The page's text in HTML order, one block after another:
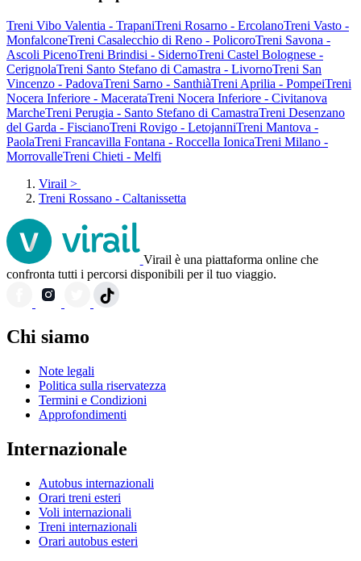
Treni Vibo Valentia - TrapaniTreni Rosarno - ErcolanoTreni Vasto -
MonfalconeTreni Casalecchio di Reno - PolicoroTreni Savona -
Ascoli PicenoTreni Brindisi - SidernoTreni Castel Bolognese -
CerignolaTreni Santo Stefano di Camastra - LivornoTreni San
Vincenzo - PadovaTreni Sarno - SanthiàTreni Aprilia - PompeiTreni
Nocera Inferiore - MacerataTreni Nocera Inferiore - Civitanova
MarcheTreni Perugia - Santo Stefano di CamastraTreni Desenzano
del Garda - FiscianoTreni Rovigo - LetojanniTreni Mantova -
PaolaTreni Francavilla Fontana - Roccella IonicaTreni Milano -
MorrovalleTreni Chieti - Melfi
Virail >
Treni Rossano - Caltanissetta
Virail è una piattaforma online che
confronta tutti i percorsi disponibili per il tuo viaggio.
Chi siamo
Note legali
Politica sulla riservatezza
Termini e Condizioni
Approfondimenti
Internazionale
Autobus internazionali
Orari treni esteri
Voli internazionali
Treni internazionali
Orari autobus esteri